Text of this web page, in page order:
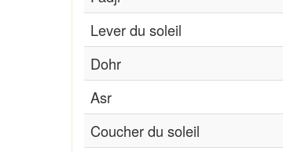
Lever du soleil
Dohr
Asr
Coucher du soleil